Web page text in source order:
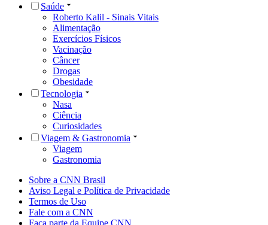
Saúde
Roberto Kalil - Sinais Vitais
Alimentação
Exercícios Físicos
Vacinação
Câncer
Drogas
Obesidade
Tecnologia
Nasa
Ciência
Curiosidades
Viagem & Gastronomia
Viagem
Gastronomia
Sobre a CNN Brasil
Aviso Legal e Política de Privacidade
Termos de Uso
Fale com a CNN
Faça parte da Equipe CNN